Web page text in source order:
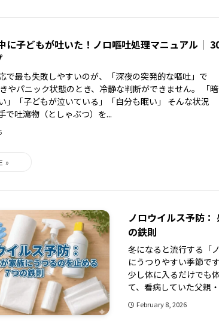
に子どもが吐いた！ノロ嘔吐処理マニュアル｜
で最も失敗しやすいのが、「深夜の突発的な嘔吐」で
やパニック状態のとき、冷静な判断ができません。 「暗
」「子どもが泣いている」「自分も眠い」 そんな状況
で吐瀉物（としゃぶつ）を...
ノロウイルス予防
の鉄則
冬になると流行する「
にうつりやすい季節で
少し体に入るだけでも
て、看病していた父親
February 8, 2026